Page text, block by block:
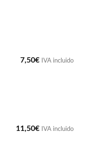
7,50€ IVA incluido
11,50€ IVA incluido